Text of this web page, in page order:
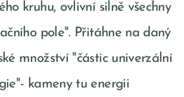
kruhu, ovlivní silně všechny
pole". Přitáhne na daný
množství "částic univerzální
kameny tu energii